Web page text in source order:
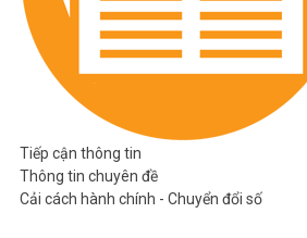
Tiếp cận thông tin
Thông tin chuyên đề
Cải cách hành chính - Chuyển đổi số